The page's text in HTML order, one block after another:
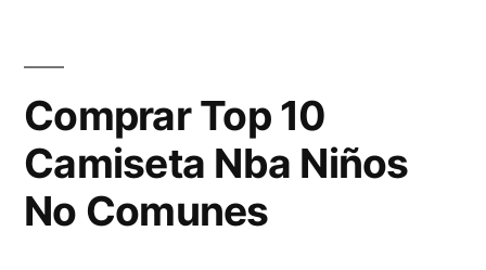
Comprar Top 10
Camiseta Nba Niños
No Comunes